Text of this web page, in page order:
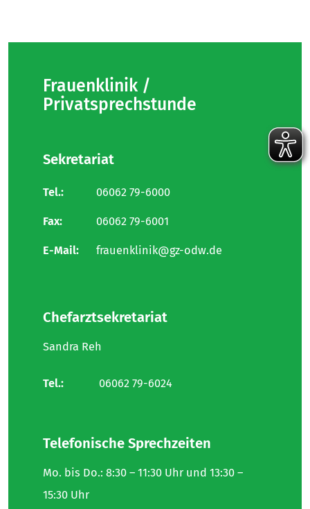
Frauenklinik /
Privatsprechstunde
Sekretariat
Tel.: 06062 79-6000
Fax: 06062 79-6001
E-Mail: frauenklinik@gz-odw.de
Chefarztsekretariat
Sandra Reh
Tel.: 06062 79-6024
Telefonische Sprechzeiten
Mo. bis Do.: 8:30 – 11:30 Uhr und 13:30 –
15:30 Uhr